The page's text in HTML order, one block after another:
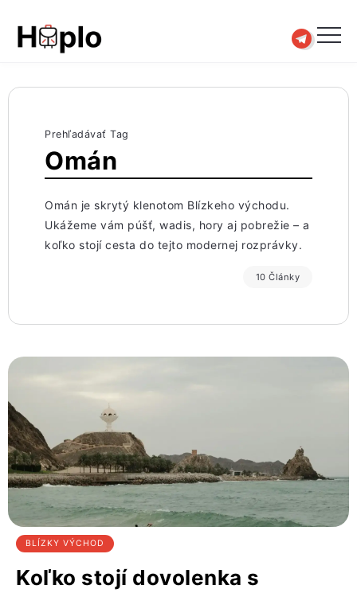
Prehľadávať Tag
Omán
Omán je skrytý klenotom Blízkeho východu.
Ukážeme vám púšť, wadis, hory aj pobrežie – a
koľko stojí cesta do tejto modernej rozprávky.
10 Články
BLÍZKY VÝCHOD
Koľko stojí dovolenka s